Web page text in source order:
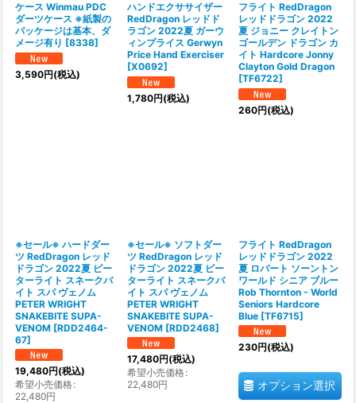
ケース Winmau PDC
ダーツケース ※紙製の
パッケージは基本、ダ
メージ有り [8338]
3,590円(税込)
ハンドエクササイザー
RedDragon レッドド
ラゴン 2022夏 ガーウ
ィンプライス Gerwyn
Price Hand Exerciser
[X0692]
1,780円(税込)
フライト RedDragon
レッドドラゴン 2022
夏 ジョニー クレイトン
ゴールデン ドラゴン カ
イト Hardcore Jonny
Clayton Gold Dragon
[TF6722]
260円(税込)
※セール※ ハードダー
ツ RedDragon レッド
ドラゴン 2022夏 ピー
ターライト スネークバ
イト スパ ヴェノム
PETER WRIGHT
SNAKEBITE SUPA-
VENOM [RDD2464-
67]
19,480円(税込)
希望小売価格:
22,480円
※セール※ ソフトダー
ツ RedDragon レッド
ドラゴン 2022夏 ピー
ターライト スネークバ
イト スパ ヴェノム
PETER WRIGHT
SNAKEBITE SUPA-
VENOM [RDD2468]
17,480円(税込)
希望小売価格:
22,480円
フライト RedDragon
レッドドラゴン 2022
夏 ロバート ソーントン
ワールド シニア ブルー
Rob Thornton - World
Seniors Hardcore
Blue [TF6715]
230円(税込)
オプション選択